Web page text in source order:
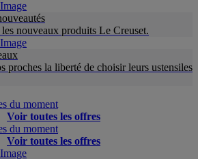
nouveaux produits Le Creuset.
proches la liberté de choisir leurs ustensiles
du moment
Voir toutes les offres
du moment
Voir toutes les offres